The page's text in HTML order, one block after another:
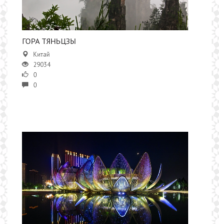
ГОРА ТЯНЬЦЗЫ
Китай
29034
0
0